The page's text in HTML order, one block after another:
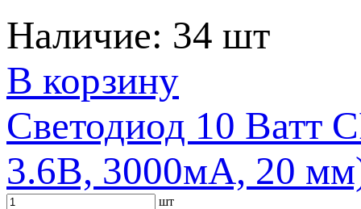
Наличие: 34 шт
В корзину
Светодиод 10 Ватт
3.6В, 3000мА, 20
шт